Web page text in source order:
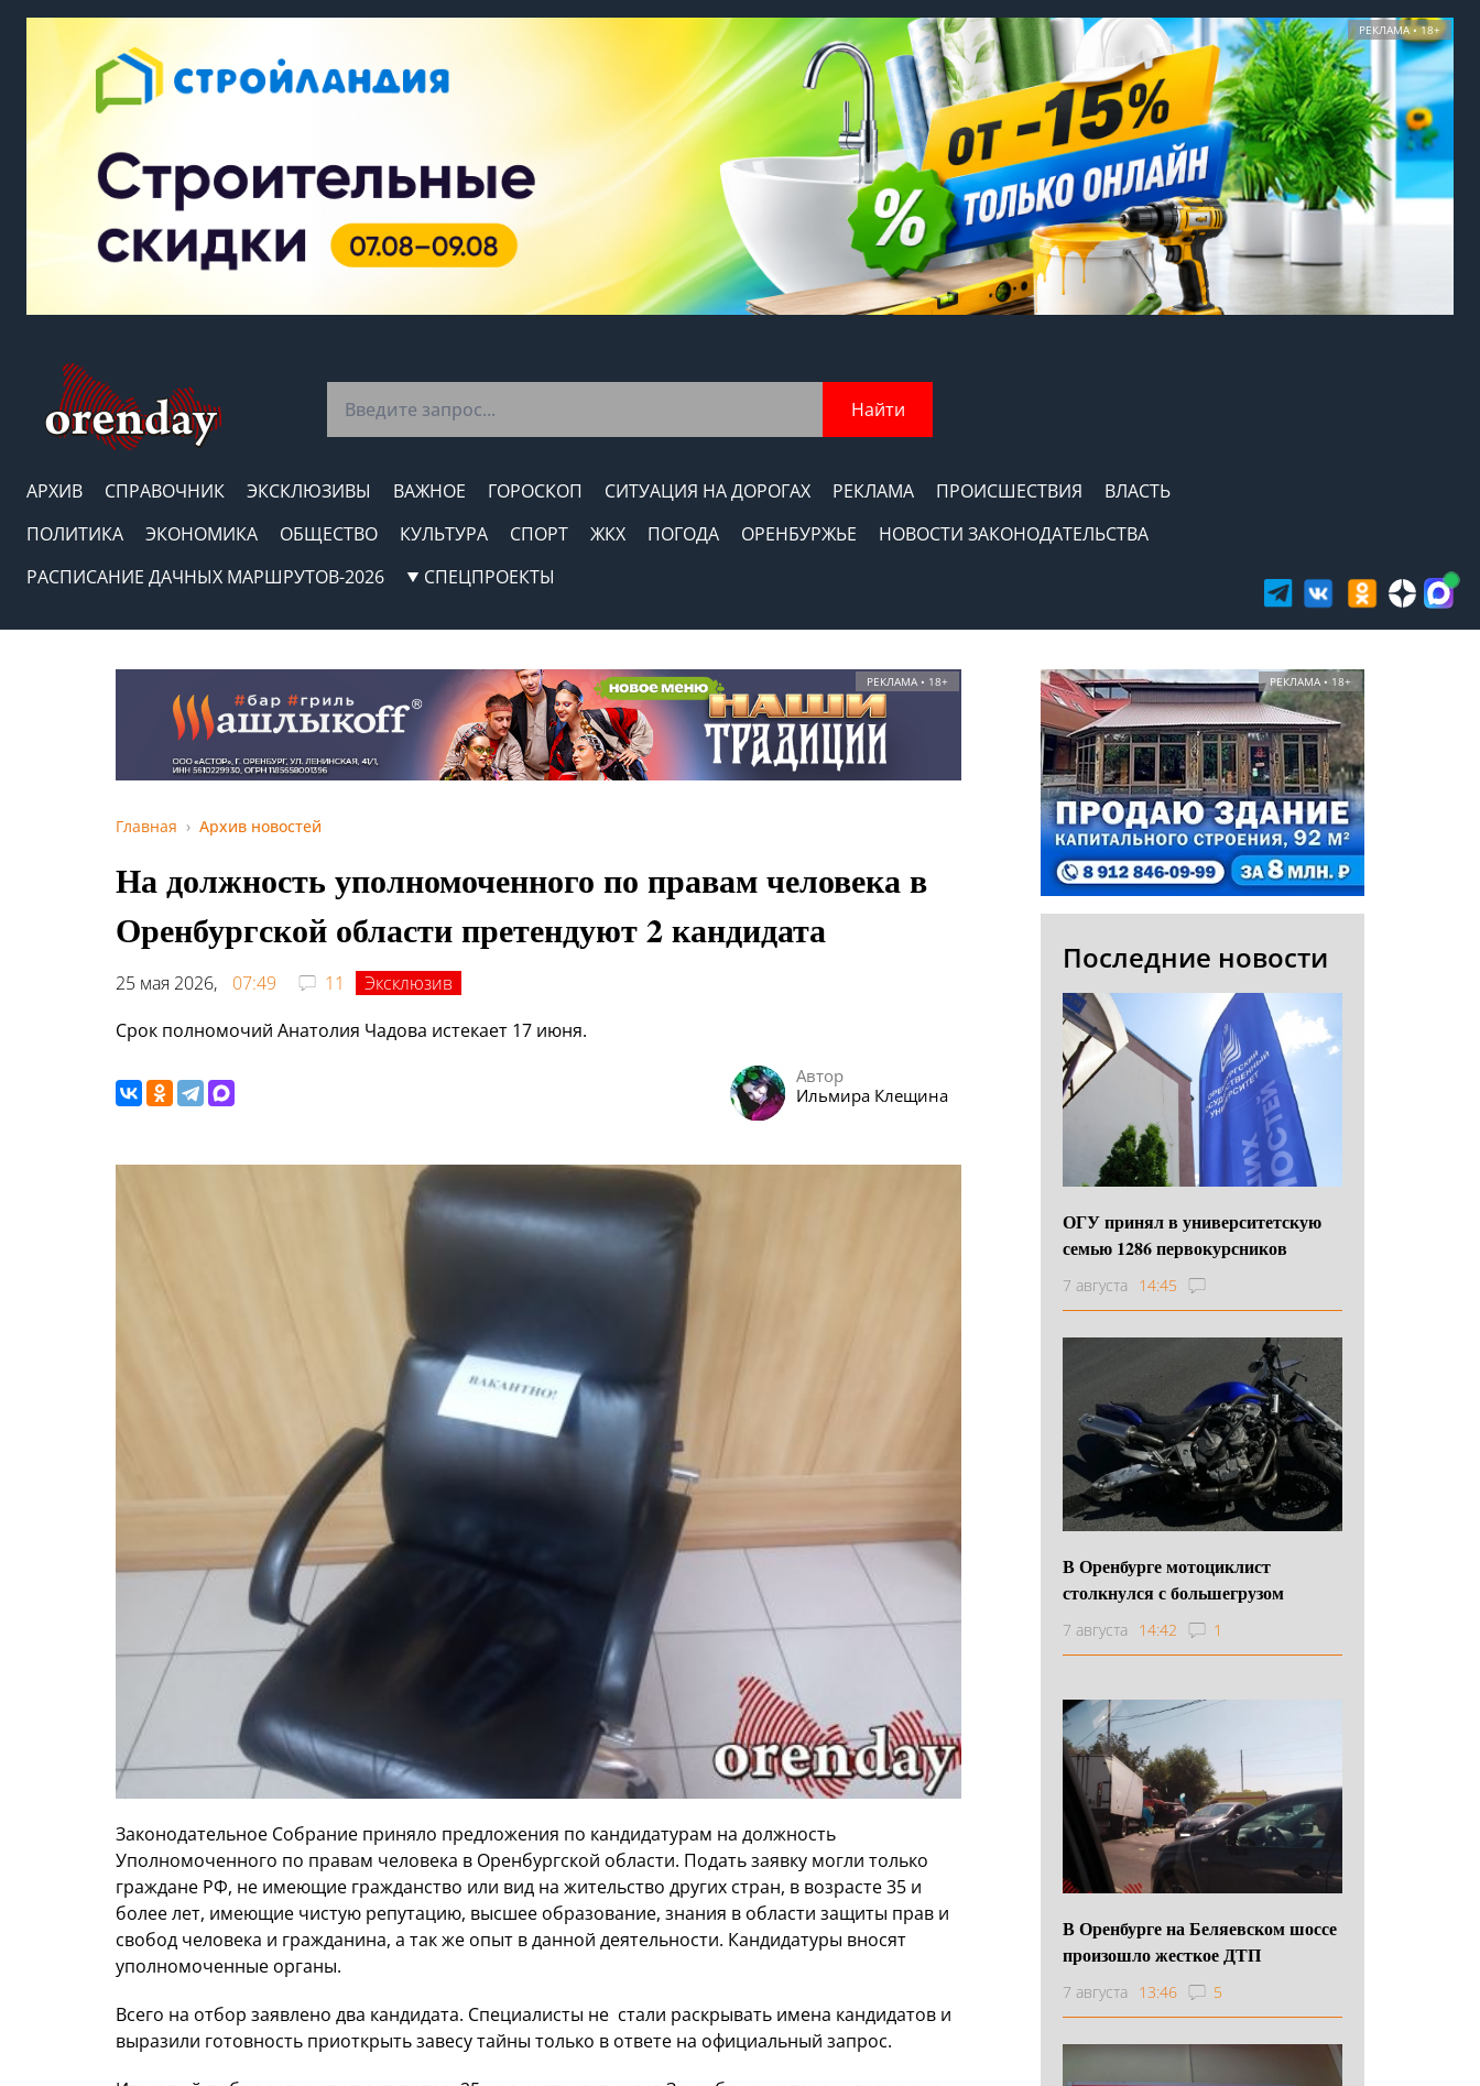
РЕКЛАМА • 18+
Найти
АРХИВ СПРАВОЧНИК ЭКСКЛЮЗИВЫ ВАЖНОЕ ГОРОСКОП СИТУАЦИЯ НА ДОРОГАХ РЕКЛАМА ПРОИСШЕСТВИЯ
ВЛАСТЬ
ПОЛИТИКА
ЭКОНОМИКА ОБЩЕСТВО КУЛЬТУРА СПОРТ ЖКХ ПОГОДА ОРЕНБУРЖЬЕ
НОВОСТИ ЗАКОНОДАТЕЛЬСТВА
РАСПИСАНИЕ ДАЧНЫХ МАРШРУТОВ-2026
СПЕЦПРОЕКТЫ
РЕКЛАМА • 18+
Главная Архив новостей
На должность уполномоченного по правам человека в
Оренбургской области претендуют 2 кандидата
25 мая 2026, 07:49 11
Эксклюзив
Срок полномочий Анатолия Чадова истекает 17 июня.
Автор
Ильмира Клещина
Законодательное Собрание приняло предложения по кандидатурам на должность
Уполномоченного по правам человека в Оренбургской области. Подать заявку могли только
граждане РФ, не имеющие гражданство или вид на жительство других стран, в возрасте 35 и
более лет, имеющие чистую репутацию, высшее образование, знания в области защиты прав и
свобод человека и гражданина, а так же опыт в данной деятельности. Кандидатуры вносят
уполномоченные органы.
Всего на отбор заявлено два кандидата. Специалисты не стали раскрывать имена кандидатов и
выразили готовность приоткрыть завесу тайны только в ответе на официальный запрос.
РЕКЛАМА • 18+
Последние новости
ОГУ принял в университетскую
семью 1286 первокурсников
7 августа 14:45
В Оренбурге мотоциклист
столкнулся с большегрузом
7 августа 14:42 1
В Оренбурге на Беляевском шоссе
произошло жесткое ДТП
7 августа 13:46 5